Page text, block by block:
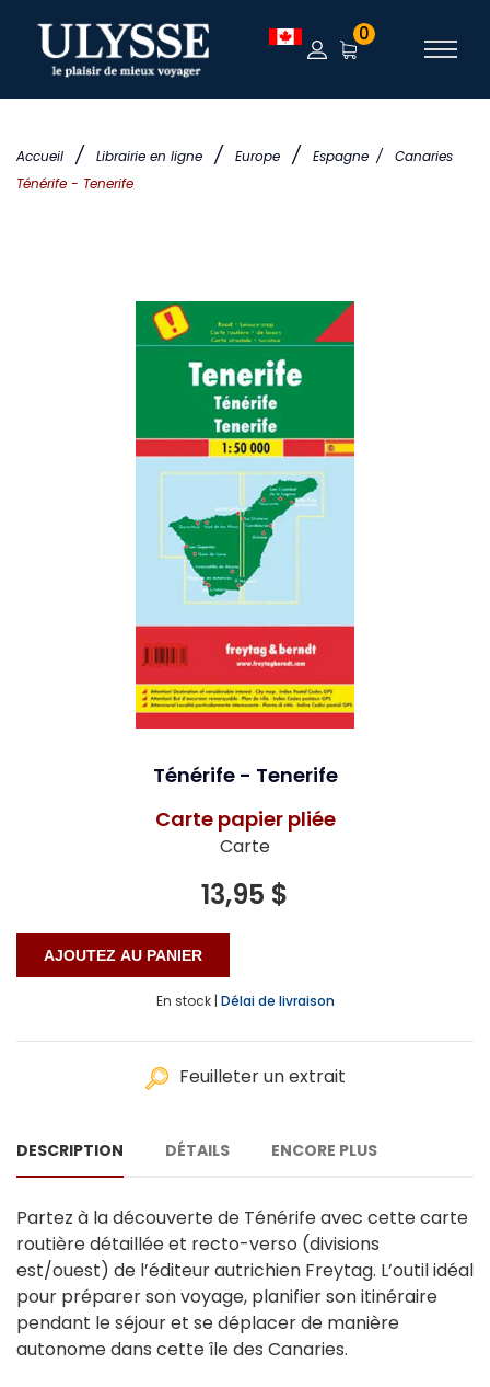
Accueil / Librairie en ligne / Europe / Espagne /
Canaries
Ténérife - Tenerife
0
Ténérife - Tenerife
Carte papier pliée
Carte
13,95 $
En stock | Délai de livraison
Feuilleter un extrait
DESCRIPTION DÉTAILS ENCORE PLUS
Partez à la découverte de Ténérife avec cette carte
routière détaillée et recto-verso (divisions
est/ouest) de l’éditeur autrichien Freytag. L’outil idéal
pour préparer son voyage, planifier son itinéraire
pendant le séjour et se déplacer de manière
autonome dans cette île des Canaries.